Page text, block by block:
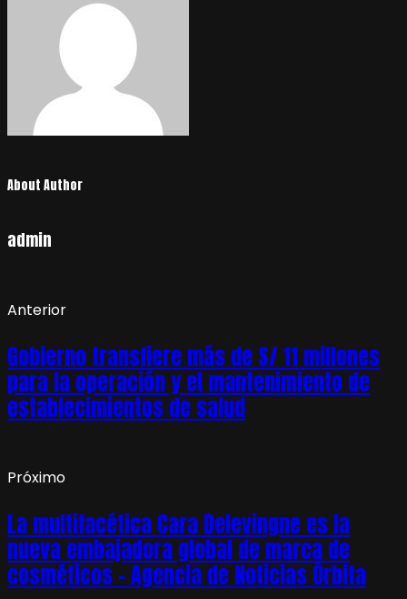
About Author
admin
Anterior
Gobierno transfiere más de S/ 11 millones
para la operación y el mantenimiento de
establecimientos de salud
Próximo
La multifacética Cara Delevingne es la
nueva embajadora global de marca de
cosméticos – Agencia de Noticias Órbita